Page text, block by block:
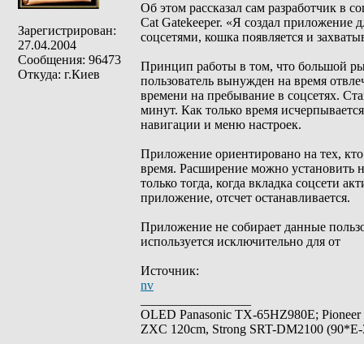
Зарегистрирован:
27.04.2004
Сообщения: 96473
Откуда: г.Киев
Об этом рассказал сам разработчик в
Cat Gatekeeper. «Я создал приложение
соцсетями, кошка появляется и
Принцип работы в том, что большой
пользователь вынужден на время
времени на пребывание в соцсетях.
минут. Как только время
навигации и меню настроек.
Приложение ориентировано на тех,
время. Расширение можно установить
только тогда, когда вкладка соцсети
приложение, отсчет останавливается.
Приложение не собирает данные
используется исключительно для от
Источник:
nv
OLED Panasonic TX-65HZ980E;
ZXC 120cm, Strong SRT-DM2100